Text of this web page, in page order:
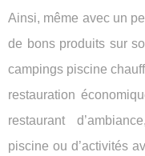
Ainsi, même avec un
de bons produits sur
campings piscine
restauration
restaurant
piscine ou d’activités